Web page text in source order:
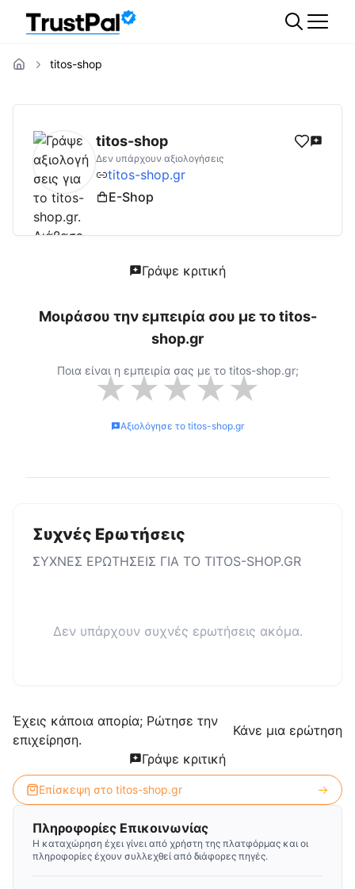
titos-shop
titos-shop.gr Αξιολογήσεις | Δες
titos-shop
Δεν υπάρχουν αξιολογήσεις
titos-shop.gr
E-Shop
Γράψε κριτική
Μοιράσου την εμπειρία σου με τοtitos-
shop.gr
Ποια είναι η εμπειρία σας με το titos-shop.gr;
★★★★★
Αξιολόγησε το titos-shop.gr
Συχνές Ερωτήσεις
ΣΥΧΝΕΣ ΕΡΩΤΗΣΕΙΣ ΓΙΑ ΤΟ TITOS-SHOP.GR
Δεν υπάρχουν συχνές ερωτήσεις ακόμα.
Έχεις κάποια απορία; Ρώτησε την
επιχείρηση.
Κάνε μια ερώτηση
Γράψε κριτική
Επίσκεψη στο titos-shop.gr
Πληροφορίες Επικοινωνίας
Η καταχώρηση έχει γίνει από χρήστη της πλατφόρμας και οι
πληροφορίες έχουν συλλεχθεί από διάφορες πηγές.